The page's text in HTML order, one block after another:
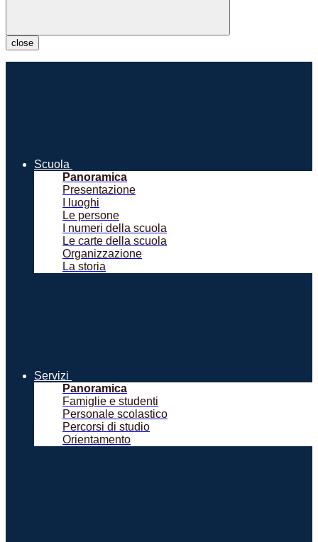
close
Scuola
Panoramica
Presentazione
I luoghi
Le persone
I numeri della scuola
Le carte della scuola
Organizzazione
La storia
Servizi
Panoramica
Famiglie e studenti
Personale scolastico
Percorsi di studio
Orientamento